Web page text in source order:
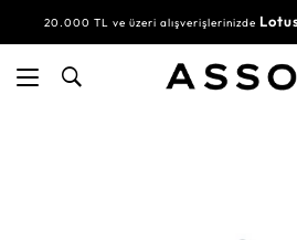
20.000 TL ve üzeri alışverişlerinizde